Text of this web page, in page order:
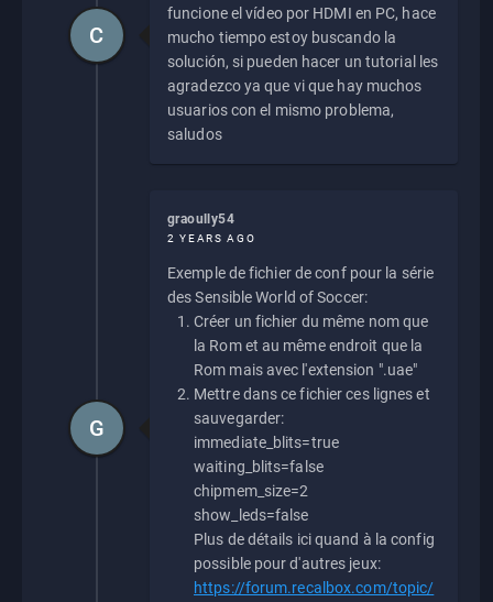
funcione el vídeo por HDMI en PC, hace
mucho tiempo estoy buscando la
solución, si pueden hacer un tutorial les
agradezco ya que vi que hay muchos
usuarios con el mismo problema,
saludos
C
graoully54
2 YEARS AGO
Exemple de fichier de conf pour la série
des Sensible World of Soccer:
Créer un fichier du même nom que
la Rom et au même endroit que la
Rom mais avec l'extension ".uae"
Mettre dans ce fichier ces lignes et
sauvegarder:
immediate_blits=true
waiting_blits=false
chipmem_size=2
show_leds=false
Plus de détails ici quand à la config
possible pour d'autres jeux:
https://forum.recalbox.com/topic/
G